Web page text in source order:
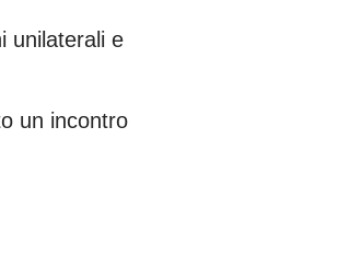
unilaterali e
un incontro